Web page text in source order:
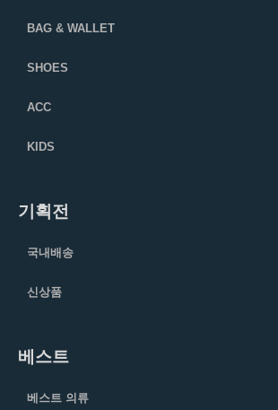
BAG & WALLET
SHOES
ACC
KIDS
기획전
국내배송
신상품
베스트
베스트 의류